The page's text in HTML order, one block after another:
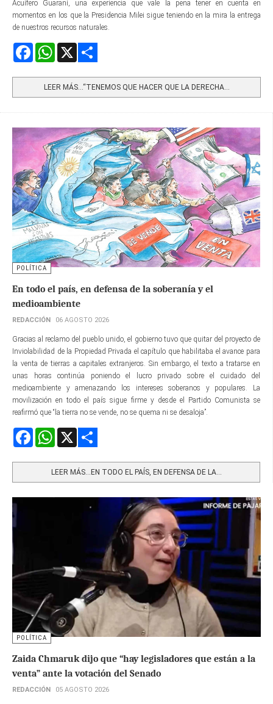
Acuífero Guaraní, una experiencia que vale la pena tener en cuenta en
momentos en los que la Presidencia Milei sigue teniendo en la mira la entrega
de nuestros recursos naturales.
FacebookWhatsApp
LEER MÁS…“TENEMOS QUE HACER QUE LA DERECHA...
POLÍTICA
En todo el país, en defensa de la soberanía y el
medioambiente
REDACCIÓN 06 AGOSTO 2026
Gracias al reclamo del pueblo unido, el gobierno tuvo que quitar del proyecto de
Inviolabilidad de la Propiedad Privada el capítulo que habilitaba el avance para
la venta de tierras a capitales extranjeros. Sin embargo, el texto a tratarse en
unas horas continúa poniendo el lucro privado sobre el cuidado del
medioambiente y amenazando los intereses soberanos y populares. La
movilización en todo el país sigue firme y desde el Partido Comunista se
reafirmó que “la tierra no se vende, no se quema ni se desaloja”.
FacebookWhatsApp
LEER MÁS…EN TODO EL PAÍS, EN DEFENSA DE LA...
POLÍTICA
Zaida Chmaruk dijo que “hay legisladores que están a la
venta” ante la votación del Senado
REDACCIÓN 05 AGOSTO 2026